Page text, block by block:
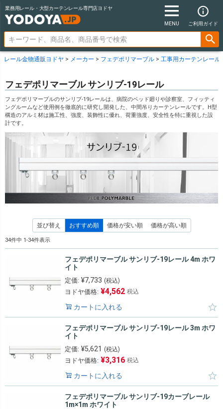
業務用レール・大型カーテンレール専門店ヨドヤ
MENU ご利用ガイド
レール金物通販ヨドヤ メーカー フェデポリマーブル 工事用カーテンレール
フェデポリマーブル サンリブ-19レール
フェデポリマーブルのサンリブ-19レールは、病院のベッド廻りや診察室、フィッティ
ングルームなど使用例を徹底的に研究し開発した、中間吊りカーテンレールです。H型
構造のアルミ材は施工性、強度、装飾性に優れ、荷重強度、安全性を特に重視した設
計です。
並び替え おすすめ順 価格が安い順 価格が高い順
34件中 1-34件表示
フェデポリマーブル サンリブ-19レール 4m ホワ
イト
定価: ¥7,733 (税込)
ヨドヤ価格: ¥4,562 税込
カートに入れる
フェデポリマーブル サンリブ-19レール 3m ホワ
イト
定価: ¥5,621 (税込)
ヨドヤ価格: ¥3,316 税込
カートに入れる
フェデポリマーブル サンリブ-19カーブレール
1m×1m ホワイト